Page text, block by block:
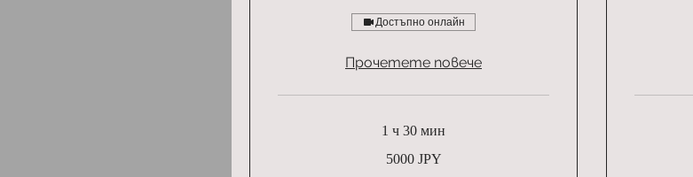
Достъпно онлайн
Прочетете повече
1 ч 30 мин
5000 JPY